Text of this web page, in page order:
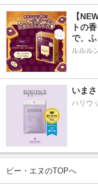
【
トの
で、
ルルル
いま
ハリウ
ビー・エヌのTOPへ